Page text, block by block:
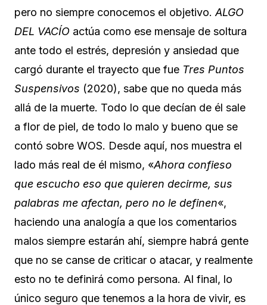
pero no siempre conocemos el objetivo. ALGO
DEL VACÍO actúa como ese mensaje de soltura
ante todo el estrés, depresión y ansiedad que
cargó durante el trayecto que fue Tres Puntos
Suspensivos (2020), sabe que no queda más
allá de la muerte. Todo lo que decían de él sale
a flor de piel, de todo lo malo y bueno que se
contó sobre WOS. Desde aquí, nos muestra el
lado más real de él mismo, «Ahora confieso
que escucho eso que quieren decirme, sus
palabras me afectan, pero no le definen«,
haciendo una analogía a que los comentarios
malos siempre estarán ahí, siempre habrá gente
que no se canse de criticar o atacar, y realmente
esto no te definirá como persona. Al final, lo
único seguro que tenemos a la hora de vivir, es